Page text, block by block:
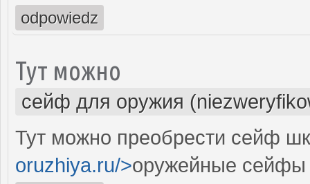
odpowiedz
Тут можно
сейф для оружия
Тут можно преобрести сейф
oruzhiya.ru/>оружейные сейфы